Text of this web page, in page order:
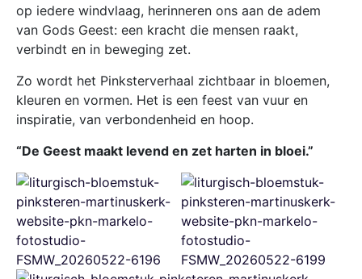
op iedere windvlaag, herinneren ons aan de adem
van Gods Geest: een kracht die mensen raakt,
verbindt en in beweging zet.
Zo wordt het Pinksterverhaal zichtbaar in bloemen,
kleuren en vormen. Het is een feest van vuur en
inspiratie, van verbondenheid en hoop.
“De Geest maakt levend en zet harten in bloei.”